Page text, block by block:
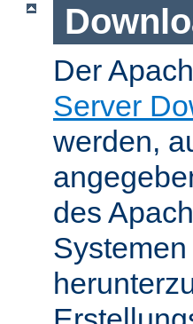
Der
Server
werden,
des